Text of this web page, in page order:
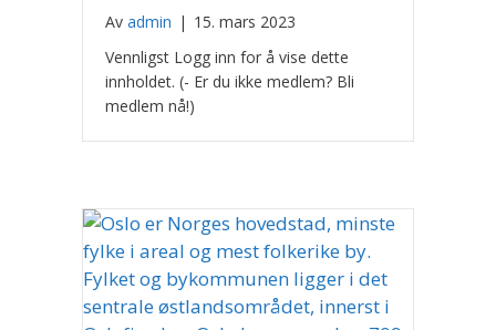
Av admin | 15. mars 2023
Vennligst Logg inn for å vise dette
innholdet. (- Er du ikke medlem? Bli
medlem nå!)